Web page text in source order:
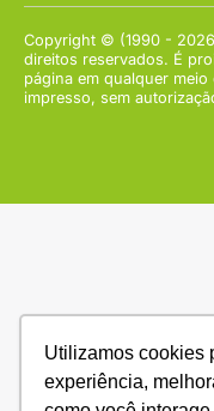
Utilizamos cookies
experiência,
Copyright © (1990 -
direitos reservados. É
página em qualquer
impresso, sem